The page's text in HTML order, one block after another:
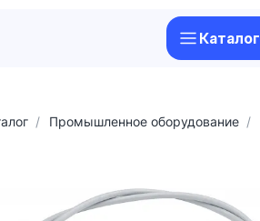
Каталог
Промышленное оборудование